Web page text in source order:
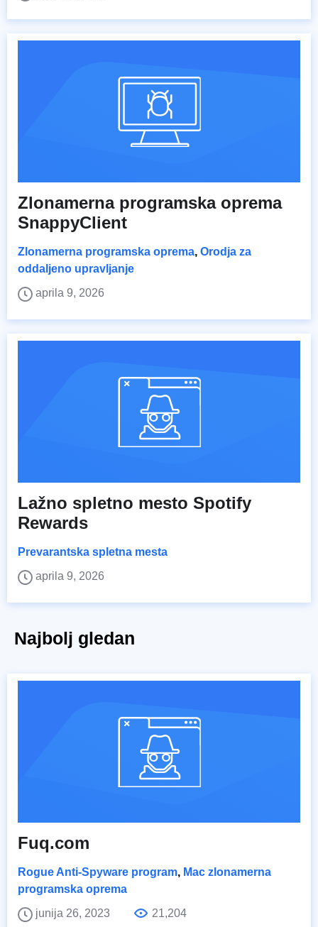
Zlonamerna programska oprema
SnappyClient
Zlonamerna programska oprema, Orodja za
oddaljeno upravljanje
aprila 9, 2026
Lažno spletno mesto Spotify
Rewards
Prevarantska spletna mesta
aprila 9, 2026
Najbolj gledan
Fuq.com
Rogue Anti-Spyware program, Mac zlonamerna
programska oprema
junija 26, 2023
21,204